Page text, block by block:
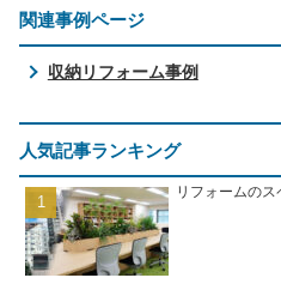
関連事例ページ
収納リフォーム事例
人気記事ランキング
リフォームの